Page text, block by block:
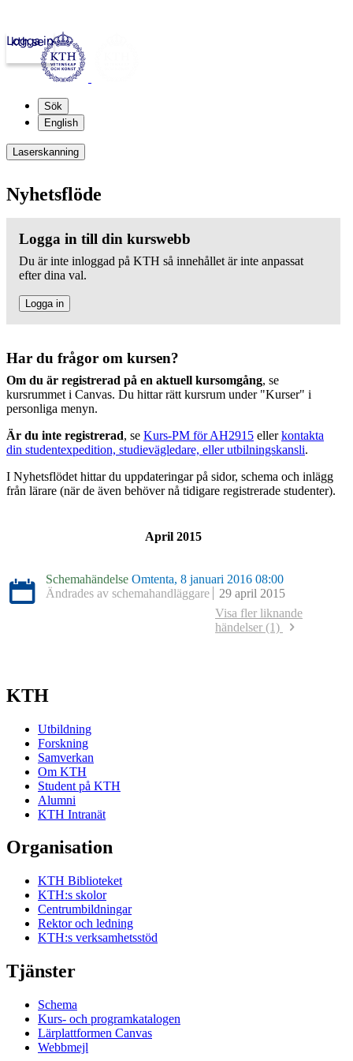
kth.se
Logga in
Sök
English
Laserskanning
Nyhetsflöde
Logga in till din kurswebb
Du är inte inloggad på KTH så innehållet är inte anpassat
efter dina val.
Logga in
Har du frågor om kursen?
Om du är registrerad på en aktuell kursomgång, se
kursrummet i Canvas. Du hittar rätt kursrum under "Kurser" i
personliga menyn.
Är du inte registrerad, se Kurs-PM för AH2915 ellerkontakta
din studentexpedition, studievägledare, eller utbilningskansli.
I Nyhetsflödet hittar du uppdateringar på sidor, schema och inlägg
från lärare (när de även behöver nå tidigare registrerade studenter).
April 2015
Schemahändelse Omtenta, 8 januari 2016 08:00
Ändrades av schemahandläggare
29 april 2015
Visa fler liknande
händelser (1)
KTH
Utbildning
Forskning
Samverkan
Om KTH
Student på KTH
Alumni
KTH Intranät
Organisation
KTH Biblioteket
KTH:s skolor
Centrumbildningar
Rektor och ledning
KTH:s verksamhetsstöd
Tjänster
Schema
Kurs- och programkatalogen
Lärplattformen Canvas
Webbmejl